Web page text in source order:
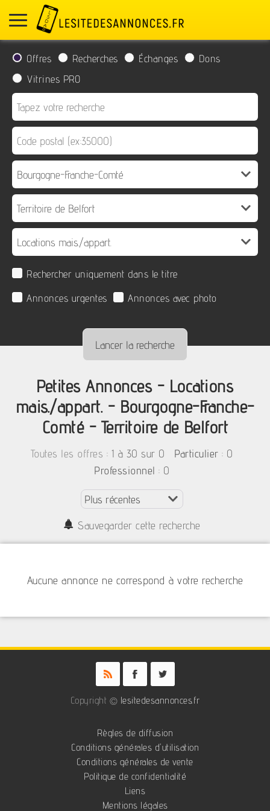
Offres Recherches Échanges
Dons
Vitrines PRO
Rechercher uniquement dans le titre
Annonces urgentes
Annonces avec photo
Petites Annonces - Locations
mais./appart. - Bourgogne-Franche-
Comté - Territoire de Belfort
Toutes les offres : 1 à 30 sur 0 Particulier : 0
Professionnel : 0
Sauvegarder cette recherche
Aucune annonce ne correspond à votre recherche
Copyright © lesitedesannonces.fr
Règles de diffusion
Conditions générales d'utilisation
Conditions générales de vente
Politique de confidentialité
Liens
Mentions légales